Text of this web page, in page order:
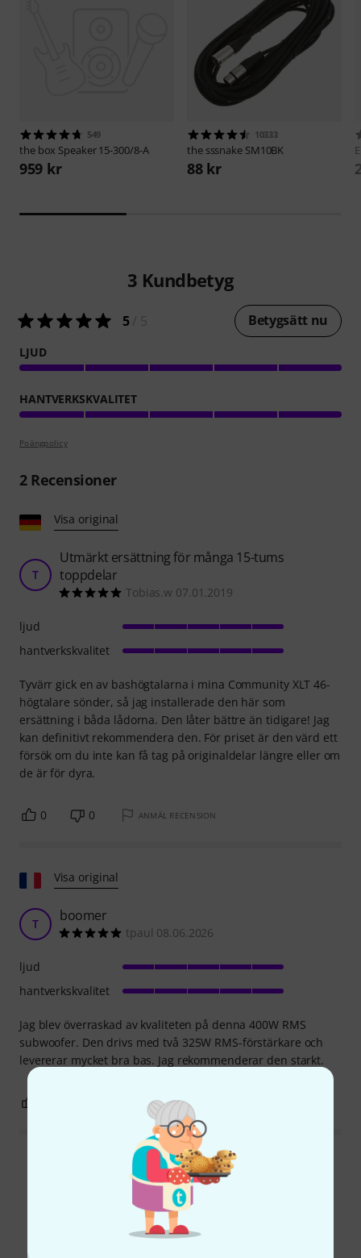
549
the box Speaker 15-300/8-A
959 kr
10333
the sssnake SM10BK
88 kr
3 Kundbetyg
5/ 5 Betygsätt nu
LJUD
HANTVERKSKVALITET
Poängpolicy
2Recensioner
Visa original
T
Utmärkt ersättning för många 15-tums
toppdelar
Tobias.w 07.01.2019
Tyvärr gick en av bashögtalarna i mina Community XLT 46-
högtalare sönder, så jag installerade den här som
ersättning i båda lådorna. Den låter bättre än tidigare! Jag
kan definitivt rekommendera den. För priset är den värd ett
försök om du inte kan få tag på originaldelar längre eller om
de är för dyra.
ljud
hantverkskvalitet
0 0 ANMÄL RECENSION
Visa original
T boomer
tpaul 08.06.2026
Jag blev överraskad av kvaliteten på denna 400W RMS
subwoofer. Den drivs med två 325W RMS-förstärkare och
levererar mycket bra bas. Jag rekommenderar den starkt.
ljud
hantverkskvalitet
ANMÄL RECENSION
Läs alla recensioner
Visste du?